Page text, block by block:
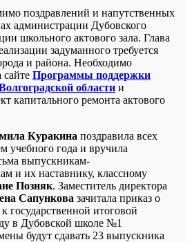
поздравлений и напутственных
администрации Дубовского
школьного актового зала. Глава
задуманного требуется
и района. Необходимо
сайте Программы поддержки
области и
капитального ремонта актового
Куракина поздравила всех
учебного года и вручила
выпускникам-
и их наставнику, классному
Позняк. Заместитель директора
Сапункова зачитала приказ о
государственной итоговой
в Дубовской школе №1
будут сдавать 23 выпускника